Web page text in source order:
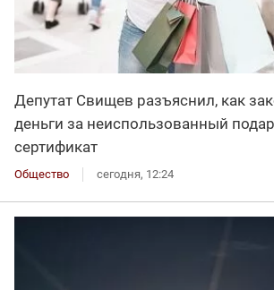
Депутат Свищев разъяснил, как
деньги за неиспользованный
сертификат
Общество сегодня, 12:24